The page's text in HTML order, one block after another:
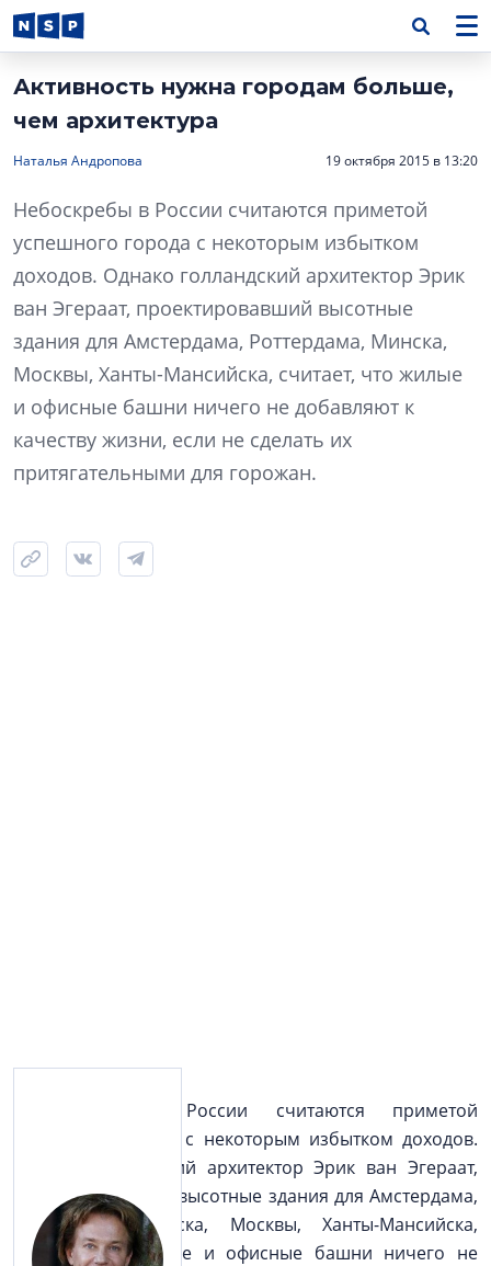
Активность нужна городам больше,
чем архитектура
Наталья Андропова 19 октября 2015 в 13:20
Небоскребы в России считаются приметой
успешного города с некоторым избытком
доходов. Однако голландский архитектор Эрик
ван Эгераат, проектировавший высотные
здания для Амстердама, Роттердама, Минска,
Москвы, Ханты-Мансийска, считает, что жилые
и офисные башни ничего не добавляют к
качеству жизни, если не сделать их
притягательными для горожан.
Небоскребы в России считаются приметой
успешного города с некоторым избытком доходов.
Однако голландский архитектор Эрик ван Эгераат,
проектировавший высотные здания для Амстердама,
Роттердама, Минска, Москвы, Ханты-Мансийска,
считает, что жилые и офисные башни ничего не